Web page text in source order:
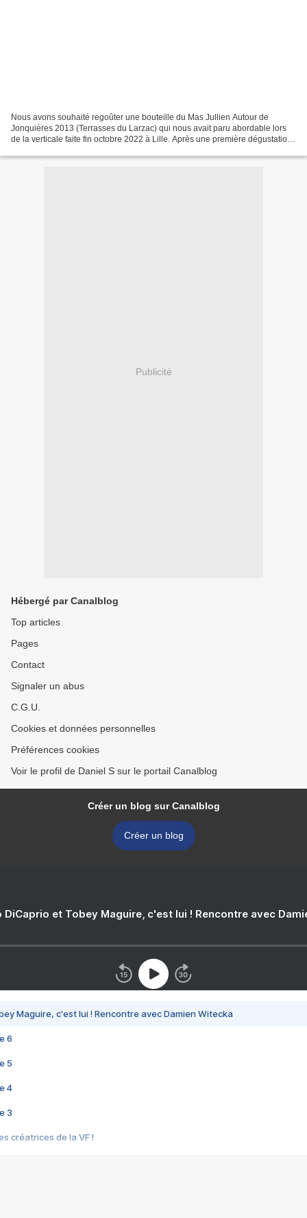
Nous avons souhaité regoûter une bouteille du Mas Jullien Autour de
Jonquières 2013 (Terrasses du Larzac) qui nous avait paru abordable lors
de la verticale faite fin octobre 2022 à Lille. Après une première dégustation
Publicité
Hébergé par Canalblog
Top articles
Pages
Contact
Signaler un abus
C.G.U.
Cookies et données personnelles
Préférences cookies
Voir le profil de Daniel S sur le portail Canalblog
Créer un blog sur Canalblog
Créer un blog
DiCaprio et Tobey Maguire, c'est lui ! Rencontre avec
Maguire, c'est lui ! Rencontre avec Damien Witecka
6
5
4
3
créatrices de la VF !